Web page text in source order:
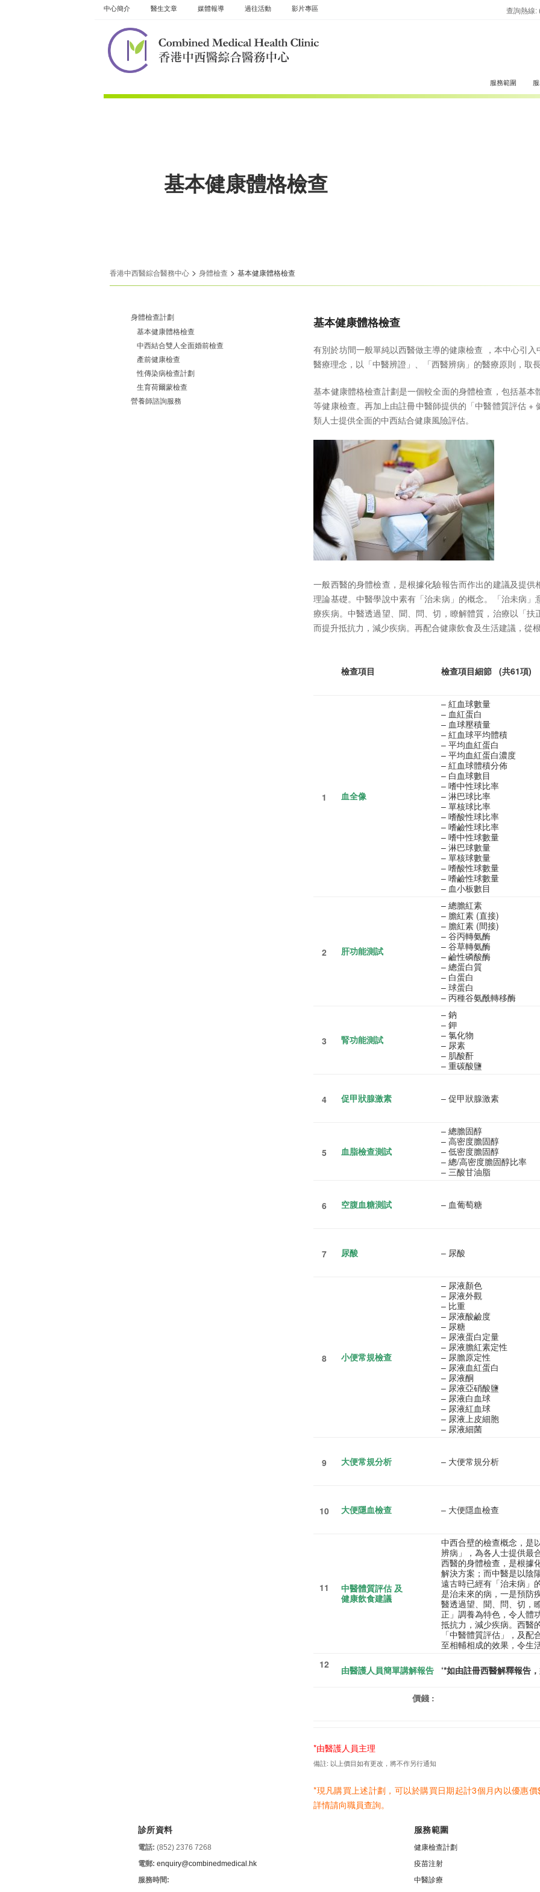
Skip
to
content
中心簡介 醫生文章 媒體報導 過往活動 影片專區 查詢熱線:
服務範圍
基本健康體格檢查
香港中西醫綜合醫務中心 > 身體檢查 > 基本健康體格檢查
身體檢查計劃
基本健康體格檢查
中西結合雙人全面婚前檢查
產前健康檢查
性傳染病檢查計劃
生育荷爾蒙檢查
營養師諮詢服務
基本健康體格檢查
有別於坊間一般單純以西醫做主導的健康檢查 ，本中心引
醫療理念，以「中醫辨證」、「西醫辨病」的醫療原則，取
基本健康體格檢查計劃是一個較全面的身體檢查，包括基
等健康檢查。再加上由註冊中醫師提供的「中醫體質評估 +
類人士提供全面的中西結合健康風險評估。
一般西醫的身體檢查，是根據化驗報告而作出的建議及提
理論基礎。中醫學說中素有「治未病」的概念。「治未病
療疾病。中醫透過望、聞、問、切，瞭解體質，治療以「
而提升抵抗力，減少疾病。再配合健康飲食及生活建議，從
檢查項目 檢查項目細節 (共61項)
1 血全像
– 紅血球數量
– 血紅蛋白
– 血球壓積量
– 紅血球平均體積
– 平均血紅蛋白
– 平均血紅蛋白濃度
– 紅血球體積分佈
– 白血球數目
– 嗜中性球比率
– 淋巴球比率
– 單核球比率
– 嗜酸性球比率
– 嗜鹼性球比率
– 嗜中性球數量
– 淋巴球數量
– 單核球數量
– 嗜酸性球數量
– 嗜鹼性球數量
– 血小板數目
2 肝功能測試
– 總膽紅素
– 膽紅素 (直接)
– 膽紅素 (間接)
– 谷丙轉氨酶
– 谷草轉氨酶
– 鹼性磷酸酶
– 總蛋白質
– 白蛋白
– 球蛋白
– 丙種谷氨酰轉移酶
3 腎功能測試
– 鈉
– 鉀
– 氯化物
– 尿素
– 肌酸酐
– 重碳酸鹽
4 促甲狀腺激素 – 促甲狀腺激素
5 血脂檢查測試
– 總膽固醇
– 高密度膽固醇
– 低密度膽固醇
– 總/高密度膽固醇比率
– 三酸甘油脂
6 空腹血糖測試 – 血葡萄糖
7 尿酸 – 尿酸
8 小便常規檢查
– 尿液顏色
– 尿液外觀
– 比重
– 尿液酸鹼度
– 尿糖
– 尿液蛋白定量
– 尿液膽紅素定性
– 尿膽原定性
– 尿液血紅蛋白
– 尿液酮
– 尿液亞硝酸鹽
– 尿液白血球
– 尿液紅血球
– 尿液上皮細胞
– 尿液細菌
9 大便常規分析 – 大便常規分析
10 大便隱血檢查 – 大便隱血檢查
11 中醫體質評估 及
健康飲食建議
中西合壁的檢查概念，是
辨病」，為各人士提供最
西醫的身體檢查，是根據
解決方案；而中醫是以陰
遠古時已經有「治未病」
是治未來的病，一是預防
醫透過望、聞、問、切，
正」調養為特色，令人體
抵抗力，減少疾病。西醫
「中醫體質評估」，及
至相輔相成的效果，令生
12
由醫護人員簡單講解報告 ‘*如由註冊西醫解釋報告
價錢 :
*由醫護人員主理
備註: 以上價目如有更改，將不作另行通知
*現凡購買上述計劃，可以於購買日期起計3個月內以優惠
詳情請向職員查詢。
診所資料
電話: (852) 2376 7268
電郵: enquiry@combinedmedical.hk
服務時間:
服務範圍
健康檢查計劃
疫苗注射
中醫診療